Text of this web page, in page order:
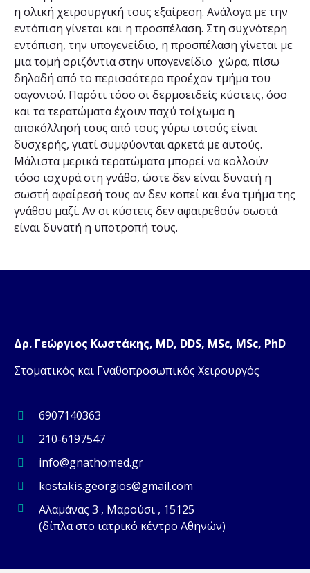
η ολική χειρουργική τους εξαίρεση. Ανάλογα με την
εντόπιση γίνεται και η προσπέλαση. Στη συχνότερη
εντόπιση, την υπογενείδιο, η προσπέλαση γίνεται με
μια τομή οριζόντια στην υπογενείδιο χώρα, πίσω
δηλαδή από το περισσότερο προέχον τμήμα του
σαγονιού. Παρότι τόσο οι δερμοειδείς κύστεις, όσο
και τα τερατώματα έχουν παχύ τοίχωμα η
αποκόλλησή τους από τους γύρω ιστούς είναι
δυσχερής, γιατί συμφύονται αρκετά με αυτούς.
Μάλιστα μερικά τερατώματα μπορεί να κολλούν
τόσο ισχυρά στη γνάθο, ώστε δεν είναι δυνατή η
σωστή αφαίρεσή τους αν δεν κοπεί και ένα τμήμα της
γνάθου μαζί. Αν οι κύστεις δεν αφαιρεθούν σωστά
είναι δυνατή η υποτροπή τους.
Δρ. Γεώργιος Κωστάκης, MD, DDS, MSc, MSc, PhD
Στοματικός και Γναθοπροσωπικός Χειρουργός
6907140363
210-6197547
info@gnathomed.gr
kostakis.georgios@gmail.com
Αλαμάνας 3 , Μαρούσι , 15125
(δίπλα στο ιατρικό κέντρο Αθηνών)